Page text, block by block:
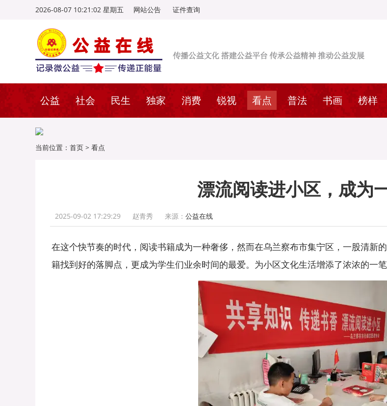
2026-08-07 10:21:03 星期五 网站公告 证件查询
公益 社会 民生 独家 消费 锐视 看点 普法 书画 榜样
当前位置： 首页 > 看点
漂流阅读进小区，成为
2025-09-02 17:29:29 赵青秀 来源： 公益在线
在这个快节奏的时代，阅读书籍成为一种奢侈，然而在乌兰察布市集宁区，一股清
籍找到好的落脚点，更成为学生们业余时间的最爱。为小区文化生活增添了浓浓的一笔